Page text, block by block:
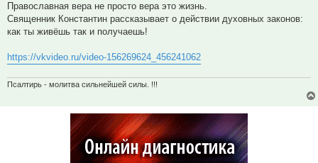
Православная вера не просто вера это жизнь.
Священник Константин рассказывает о действии духовных законов:
как ты живёшь так и получаешь!
https://vkvideo.ru/video-156269624_456241062
Псалтирь - молитва сильнейшей силы. !!!